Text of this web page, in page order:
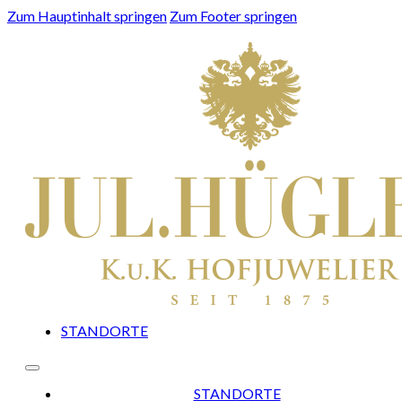
Zum Hauptinhalt springen Zum Footer springen
STANDORTE
STANDORTE